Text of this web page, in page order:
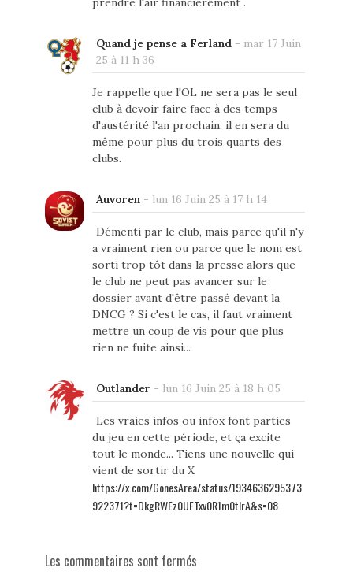
Quand je pense a Ferland - mar 17 Juin
25 à 11 h 36
Je rappelle que l'OL ne sera pas le seul
club à devoir faire face à des temps
d'austérité l'an prochain, il en sera du
même pour plus du trois quarts des
clubs.
Auvoren - lun 16 Juin 25 à 17 h 14
Démenti par le club, mais parce qu'il n'y
a vraiment rien ou parce que le nom est
sorti trop tôt dans la presse alors que
le club ne peut pas avancer sur le
dossier avant d'être passé devant la
DNCG ? Si c'est le cas, il faut vraiment
mettre un coup de vis pour que plus
rien ne fuite ainsi...
Outlander - lun 16 Juin 25 à 18 h 05
Les vraies infos ou infox font parties
du jeu en cette période, et ça excite
tout le monde... Tiens une nouvelle qui
vient de sortir du X
https://x.com/GonesArea/status/1934636295373
922371?t=DkgRWEz0UFTxv0R1m0tIrA&s=08
Les commentaires sont fermés